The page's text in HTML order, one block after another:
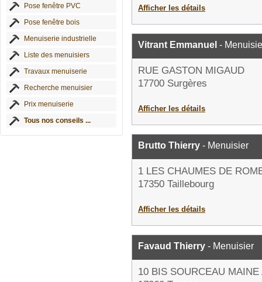
Pose fenêtre PVC
Pose fenêtre bois
Menuiserie industrielle
Liste des menuisiers
Travaux menuiserie
Recherche menuisier
Prix menuiserie
Tous nos conseils ...
Afficher les détails
Vitrant Emmanuel -
RUE GASTON MIGAUD
17700 Surgères
Afficher les détails
Brutto Thierry - Menuisier
1 LES CHAUMES DE
17350 Taillebourg
Afficher les détails
Favaud Thierry - Menuisier
10 BIS SOURCEAU MAINE